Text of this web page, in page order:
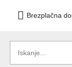
Brezplačna